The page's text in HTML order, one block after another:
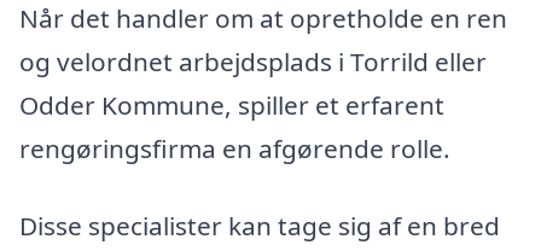
Når det handler om at opretholde en ren
og velordnet arbejdsplads i Torrild eller
Odder Kommune, spiller et erfarent
rengøringsfirma en afgørende rolle.
Disse specialister kan tage sig af en bred